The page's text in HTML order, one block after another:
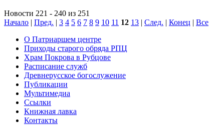
Новости 221 - 240 из 251
Начало | Пред. | 3 4 5 6 7 8 9 10 11 12 13 | След. | Конец | Все
О Патриаршем центре
Приходы старого обряда РПЦ
Храм Покрова в Рубцове
Расписание служб
Древнерусское богослужение
Публикации
Мультимедиа
Ссылки
Книжная лавка
Контакты